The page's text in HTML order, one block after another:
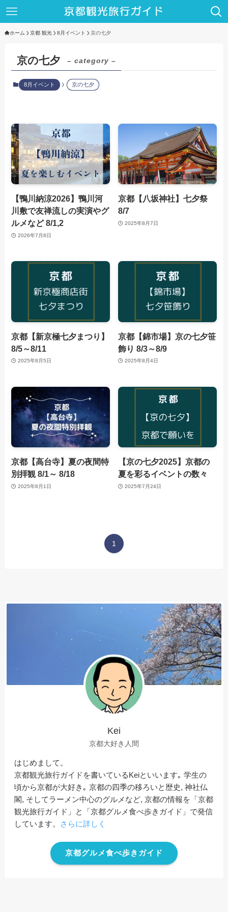
ホーム 京都 観光 8月イベント 京の七夕
京の七夕 – category –
8月イベント 京の七夕
【鴨川納涼2026】鴨川河
川敷で友禅流しの実演やグ
ルメなど 8/1,2
2026年7月8日
京都【八坂神社】七夕祭
8/7
2025年8月7日
京都【新京極七夕まつり】
8/5～8/11
2025年8月5日
京都【錦市場】京の七夕笹
飾り 8/3～8/9
2025年8月4日
京都【高台寺】夏の夜間特
別拝観 8/1～ 8/18
2025年8月1日
【京の七夕2025】京都の
夏を彩るイベントの数々
2025年7月24日
1
Kei
京都大好き人間
はじめまして。
京都観光旅行ガイドを書いているKeiといいます｡ 学生の
頃から京都が大好き｡ 京都の四季の移ろいと歴史, 神社仏
閣, そしてラーメン中心のグルメなど, 京都の情報を「京都
観光旅行ガイド」と「京都グルメ食べ歩きガイド」で発信
しています。
さらに詳しく
京都グルメ食べ歩きガイド